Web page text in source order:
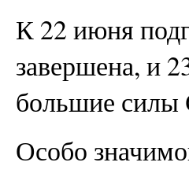
К 22 июня
завершена, и
большие силы
Особо